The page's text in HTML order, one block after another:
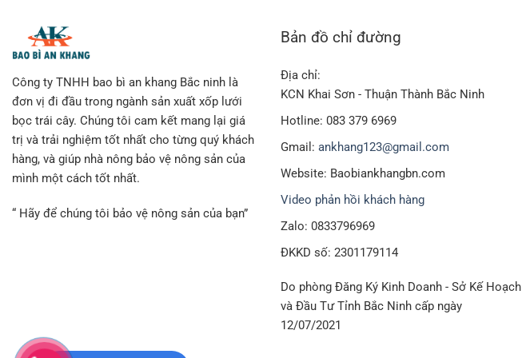
Công ty TNHH bao bì an khang Bắc ninh là
đơn vị đi đầu trong ngành sản xuất xốp lưới
bọc trái cây. Chúng tôi cam kết mang lại giá
trị và trải nghiệm tốt nhất cho từng quý khách
hàng, và giúp nhà nông bảo vệ nông sản của
mình một cách tốt nhất.
“ Hãy để chúng tôi bảo vệ nông sản của bạn”
Bản đồ chỉ đường
Địa chỉ:
KCN Khai Sơn - Thuận Thành Bắc Ninh
Hotline: 083 379 6969
Gmail: ankhang123@gmail.com
Website: Baobiankhangbn.com
Video phản hồi khách hàng
Zalo: 0833796969
ĐKKD số: 2301179114
Do phòng Đăng Ký Kinh Doanh - Sở Kế Hoạch
và Đầu Tư Tỉnh Bắc Ninh cấp ngày
12/07/2021